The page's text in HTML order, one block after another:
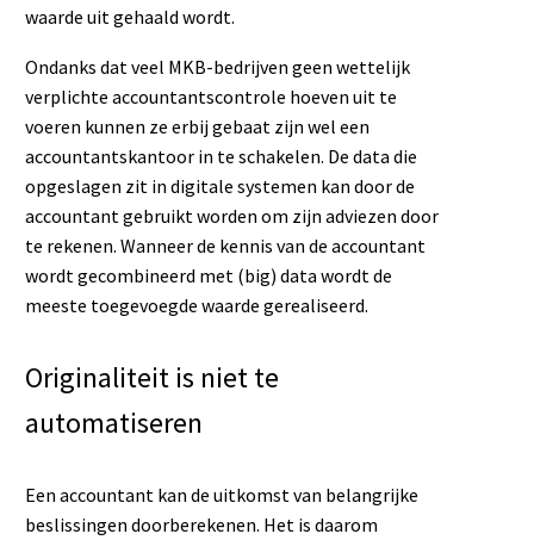
waarde uit gehaald wordt.
Ondanks dat veel MKB-bedrijven geen wettelijk
verplichte accountantscontrole hoeven uit te
voeren kunnen ze erbij gebaat zijn wel een
accountantskantoor in te schakelen. De data die
opgeslagen zit in digitale systemen kan door de
accountant gebruikt worden om zijn adviezen door
te rekenen. Wanneer de kennis van de accountant
wordt gecombineerd met (big) data wordt de
meeste toegevoegde waarde gerealiseerd.
Originaliteit is niet te
automatiseren
Een accountant kan de uitkomst van belangrijke
beslissingen doorberekenen. Het is daarom